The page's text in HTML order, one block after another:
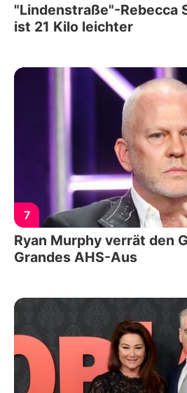
"Lindenstraße"-Rebecca
ist 21 Kilo leichter
7
Ryan Murphy verrät den
Grandes AHS-Aus